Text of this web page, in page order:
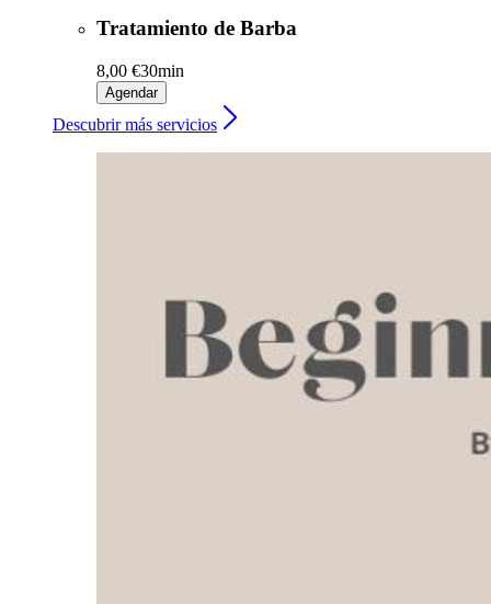
Tratamiento de Barba
8,00 €30min
Agendar
Descubrir más servicios